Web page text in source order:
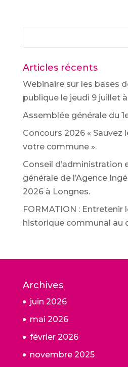
Articles récents
Webinaire sur les bases
publique le jeudi 9 juillet à
Assemblée générale du
Concours 2026 « Sauvez
votre commune ».
Conseil d’administration
générale de l’Agence
2026 à Longnes.
FORMATION :
historique communal au
Archives
juin 2026
mai 2026
février 2026
novembre 2025